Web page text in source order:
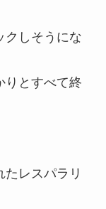
クしそうにな
りとすべて終
レスパラリ